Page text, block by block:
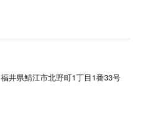
福井県鯖江市北野町1丁目1番33号